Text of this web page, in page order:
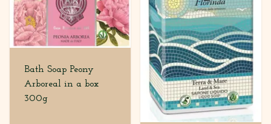
Bath Soap Peony
Arboreal in a box
300g